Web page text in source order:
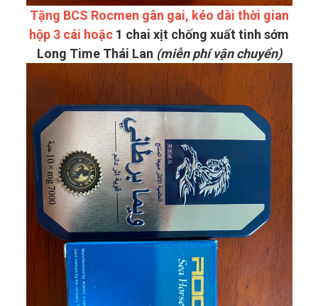
Tặng BCS Rocmen gân gai, kéo dài thời gian
hộp 3 cái hoặc 1 chai xịt chống xuất tinh sớm
Long Time Thái Lan (miễn phí vận chuyển)